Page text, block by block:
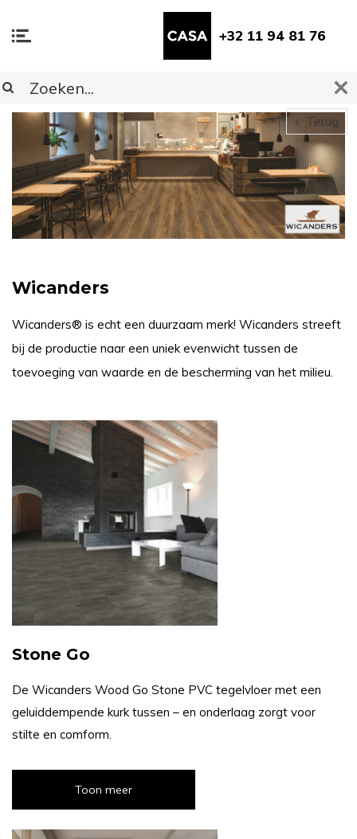
+32 11 94 81 76
Terug
Wicanders
Wicanders® is echt een duurzaam merk! Wicanders streeft
bij de productie naar een uniek evenwicht tussen de
toevoeging van waarde en de bescherming van het milieu.
Stone Go
De Wicanders Wood Go Stone PVC tegelvloer met een
geluiddempende kurk tussen – en onderlaag zorgt voor
stilte en comform.
Toon meer